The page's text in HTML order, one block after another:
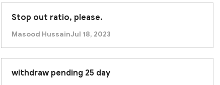
Stop out ratio, please.
Masood HussainJul 18, 2023
withdraw pending 25 day